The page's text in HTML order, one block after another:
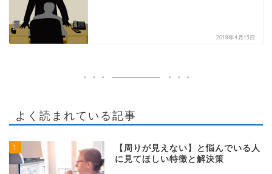
2018年4月13日
よく読まれている記事
1
【周りが見えない】と悩んでいる人
に見てほしい特徴と解決策